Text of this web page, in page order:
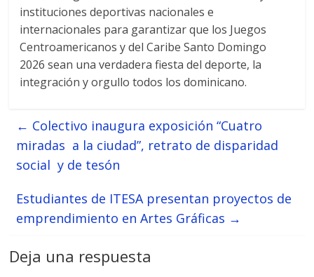
instituciones deportivas nacionales e
internacionales para garantizar que los Juegos
Centroamericanos y del Caribe Santo Domingo
2026 sean una verdadera fiesta del deporte, la
integración y orgullo todos los dominicano.
← Colectivo inaugura exposición “Cuatro
miradas a la ciudad”, retrato de disparidad
social y de tesón
Estudiantes de ITESA presentan proyectos de
emprendimiento en Artes Gráficas →
Deja una respuesta